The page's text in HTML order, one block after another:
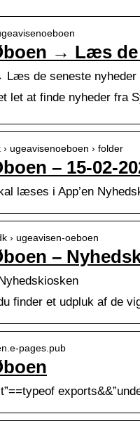
→ Læs de
de seneste nyheder
let at finde nyheder fra
ugeavisenoeboen › folder
– 15-02-
læses i App’en
› ugeavisen-oeboen
–
finder et udpluk af de
pages.pub